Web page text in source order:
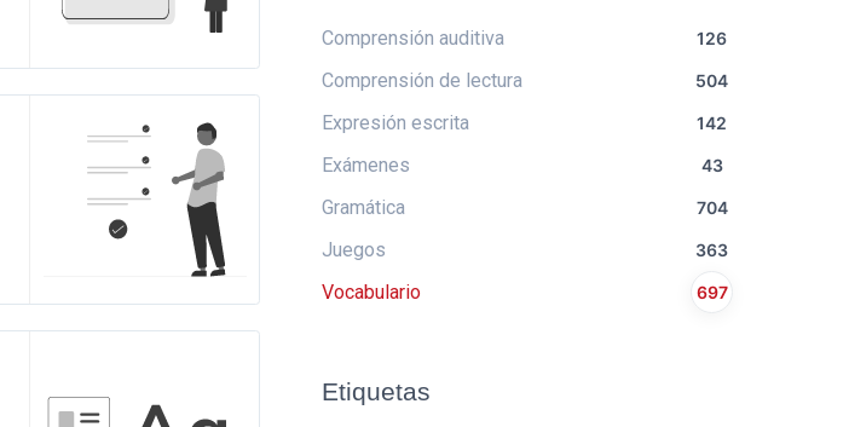
Comprensión auditiva 126
Comprensión de lectura 504
Expresión escrita 142
Exámenes 43
Gramática 704
Juegos 363
Vocabulario 697
Etiquetas